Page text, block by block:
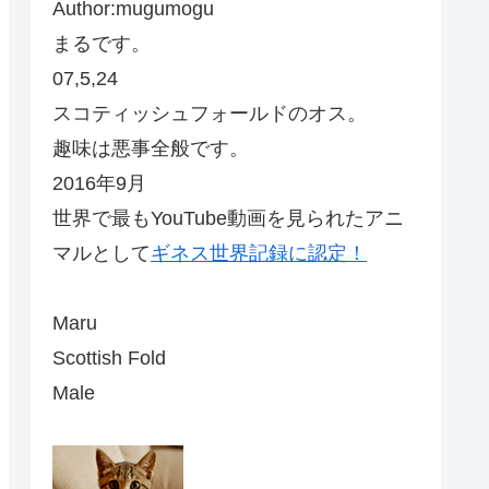
Author:mugumogu
まるです。
07,5,24
スコティッシュフォールドのオス。
趣味は悪事全般です。
2016年9月
世界で最もYouTube動画を見られたアニ
マルとしてギネス世界記録に認定！
Maru
Scottish Fold
Male